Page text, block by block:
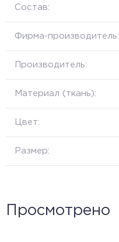
Состав:
Фирма-производитель:
Производитель:
Материал (ткань):
Цвет:
Размер:
Просмотрено